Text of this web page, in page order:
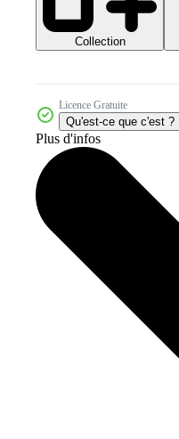
Collection
Licence Gratuite
Qu'est-ce que c'est ?
Plus d'infos